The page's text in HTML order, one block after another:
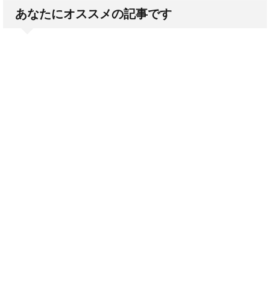
あなたにオススメの記事です